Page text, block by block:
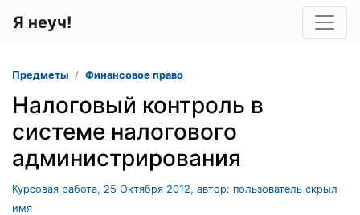
Я неуч!
Предметы Финансовое право
Налоговый контроль в
системе налогового
администрирования
Курсовая работа, 25 Октября 2012, автор: пользователь скрыл
имя